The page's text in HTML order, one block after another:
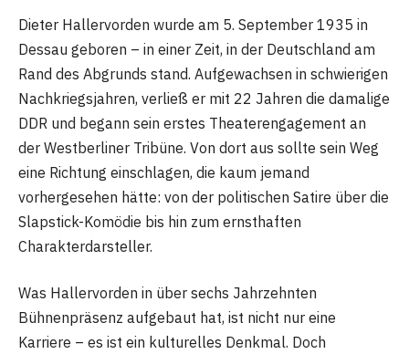
Dieter Hallervorden wurde am 5. September 1935 in
Dessau geboren – in einer Zeit, in der Deutschland am
Rand des Abgrunds stand. Aufgewachsen in schwierigen
Nachkriegsjahren, verließ er mit 22 Jahren die damalige
DDR und begann sein erstes Theaterengagement an
der Westberliner Tribüne. Von dort aus sollte sein Weg
eine Richtung einschlagen, die kaum jemand
vorhergesehen hätte: von der politischen Satire über die
Slapstick-Komödie bis hin zum ernsthaften
Charakterdarsteller.
Was Hallervorden in über sechs Jahrzehnten
Bühnenpräsenz aufgebaut hat, ist nicht nur eine
Karriere – es ist ein kulturelles Denkmal. Doch